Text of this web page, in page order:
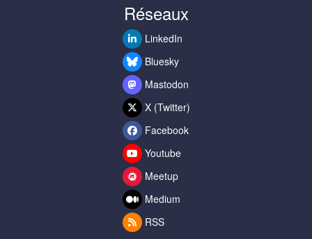
Réseaux
LinkedIn
Bluesky
Mastodon
X (Twitter)
Facebook
Youtube
Meetup
Medium
RSS